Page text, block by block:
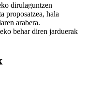
dirulaguntzen
proposatzea, hala
arabera.
behar diren jarduerak